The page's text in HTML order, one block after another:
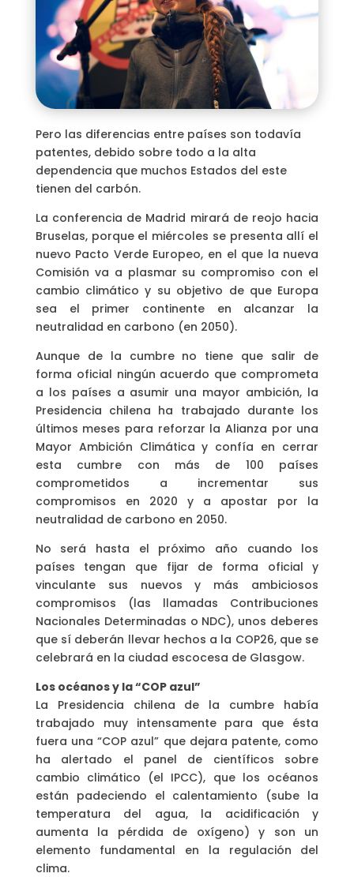
Pero las diferencias entre países son todavía
patentes, debido sobre todo a la alta
dependencia que muchos Estados del este
tienen del carbón.
La conferencia de Madrid mirará de reojo hacia
Bruselas, porque el miércoles se presenta allí el
nuevo Pacto Verde Europeo, en el que la nueva
Comisión va a plasmar su compromiso con el
cambio climático y su objetivo de que Europa
sea el primer continente en alcanzar la
neutralidad en carbono (en 2050).
Aunque de la cumbre no tiene que salir de
forma oficial ningún acuerdo que comprometa
a los países a asumir una mayor ambición, la
Presidencia chilena ha trabajado durante los
últimos meses para reforzar la Alianza por una
Mayor Ambición Climática y confía en cerrar
esta cumbre con más de 100 países
comprometidos a incrementar sus
compromisos en 2020 y a apostar por la
neutralidad de carbono en 2050.
No será hasta el próximo año cuando los
países tengan que fijar de forma oficial y
vinculante sus nuevos y más ambiciosos
compromisos (las llamadas Contribuciones
Nacionales Determinadas o NDC), unos deberes
que sí deberán llevar hechos a la COP26, que se
celebrará en la ciudad escocesa de Glasgow.
Los océanos y la “COP azul”
La Presidencia chilena de la cumbre había
trabajado muy intensamente para que ésta
fuera una “COP azul” que dejara patente, como
ha alertado el panel de científicos sobre
cambio climático (el IPCC), que los océanos
están padeciendo el calentamiento (sube la
temperatura del agua, la acidificación y
aumenta la pérdida de oxígeno) y son un
elemento fundamental en la regulación del
clima.